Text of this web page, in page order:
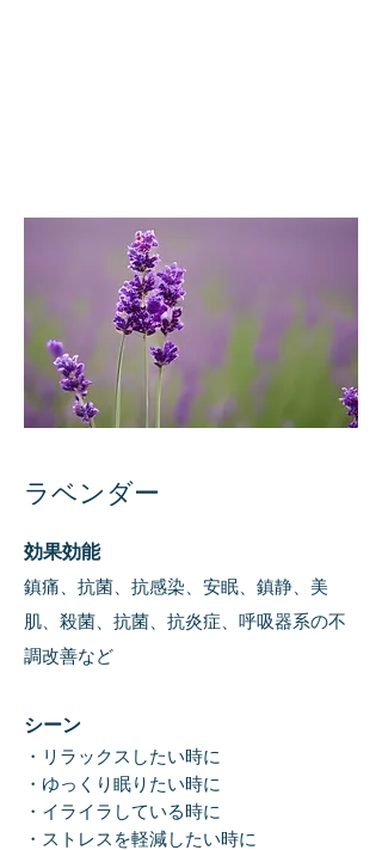
ラベンダー
効果効能
鎮痛、抗菌、抗感染、安眠、鎮静、美
肌、殺菌、抗菌、抗炎症、呼吸器系の不
調改善など
シーン
・リラックスしたい時に
・ゆっくり眠りたい時に
・イライラしている時に
・ストレスを軽減したい時に